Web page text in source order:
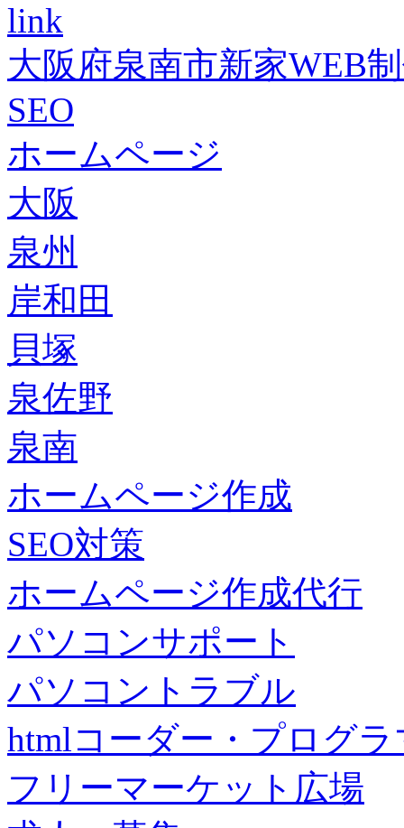
link
大阪府泉南市新家WEB
SEO
ホームページ
大阪
泉州
岸和田
貝塚
泉佐野
泉南
ホームページ作成
SEO対策
ホームページ作成代行
パソコンサポート
パソコントラブル
htmlコーダー・プログラ
フリーマーケット広場